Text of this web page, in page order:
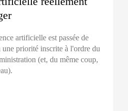
artificielle est passée de
une priorité inscrite à l'ordre du
(et, du même coup,